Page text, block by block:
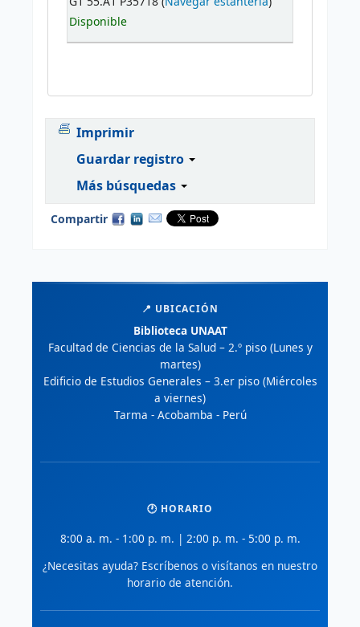
Disponible
Imprimir
Guardar registro
Más búsquedas
Compartir
📍 UBICACIÓN
Biblioteca UNAAT
Facultad de Ciencias de la Salud – 2.º piso (Lunes y
martes)
Edificio de Estudios Generales – 3.er piso (Miércoles
a viernes)
Tarma - Acobamba - Perú
🕐 HORARIO
8:00 a. m. - 1:00 p. m. | 2:00 p. m. - 5:00 p. m.
¿Necesitas ayuda? Escríbenos o visítanos en nuestro
horario de atención.